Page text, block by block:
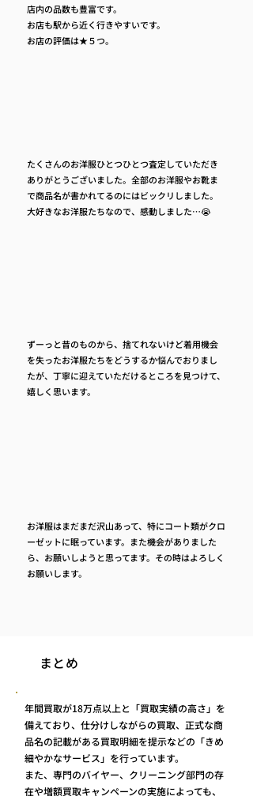
店内の品数も豊富です。
お店も駅から近く行きやすいです。
お店の評価は★５つ。
たくさんのお洋服ひとつひとつ査定していただき
ありがとうございました。全部のお洋服やお靴ま
で商品名が書かれてるのにはビックリしました。
大好きなお洋服たちなので、感動しました…😭
ずーっと昔のものから、捨てれないけど着用機会
を失ったお洋服たちをどうするか悩んでおりまし
たが、丁寧に迎えていただけるところを見つけて、
嬉しく思います。
お洋服はまだまだ沢山あって、特にコート類がクロ
ーゼットに眠っています。また機会がありました
ら、お願いしようと思ってます。その時はよろしく
お願いします。
まとめ
年間買取が18万点以上と「買取実績の高さ」を
備えており、仕分けしながらの買取、正式な商
品名の記載がある買取明細を提示などの「きめ
細やかなサービス」を行っています。
また、専門のバイヤー、クリーニング部門の存
在や増額買取キャンペーンの実施によっても、